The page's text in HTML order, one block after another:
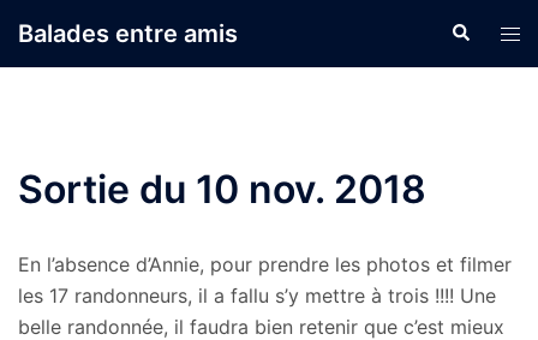
auBalades entre amis
le
Sortie du 10 nov. 2018
En l’absence d’Annie, pour prendre les photos et filmer
les 17 randonneurs, il a fallu s’y mettre à trois !!!! Une
belle randonnée, il faudra bien retenir que c’est mieux